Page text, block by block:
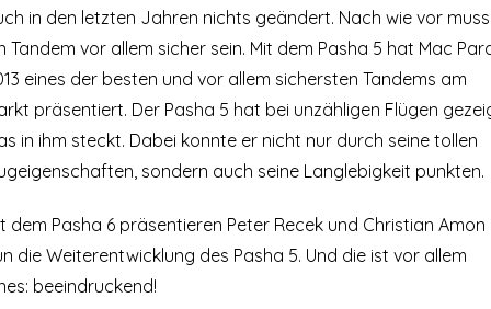
in den letzten Jahren nichts geändert. Nach wie vor muss
Tandem vor allem sicher sein. Mit dem Pasha 5 hat Mac
eines der besten und vor allem sichersten Tandems am
präsentiert. Der Pasha 5 hat bei unzähligen Flügen
in ihm steckt. Dabei konnte er nicht nur durch seine tollen
sondern auch seine Langlebigkeit punkten.
dem Pasha 6 präsentieren Peter Recek und Christian Amon
die Weiterentwicklung des Pasha 5. Und die ist vor allem
beeindruckend!